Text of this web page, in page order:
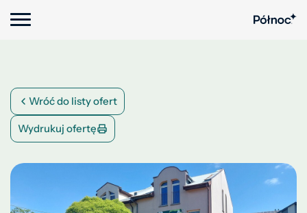
Wróć do listy ofert
Wydrukuj ofertę